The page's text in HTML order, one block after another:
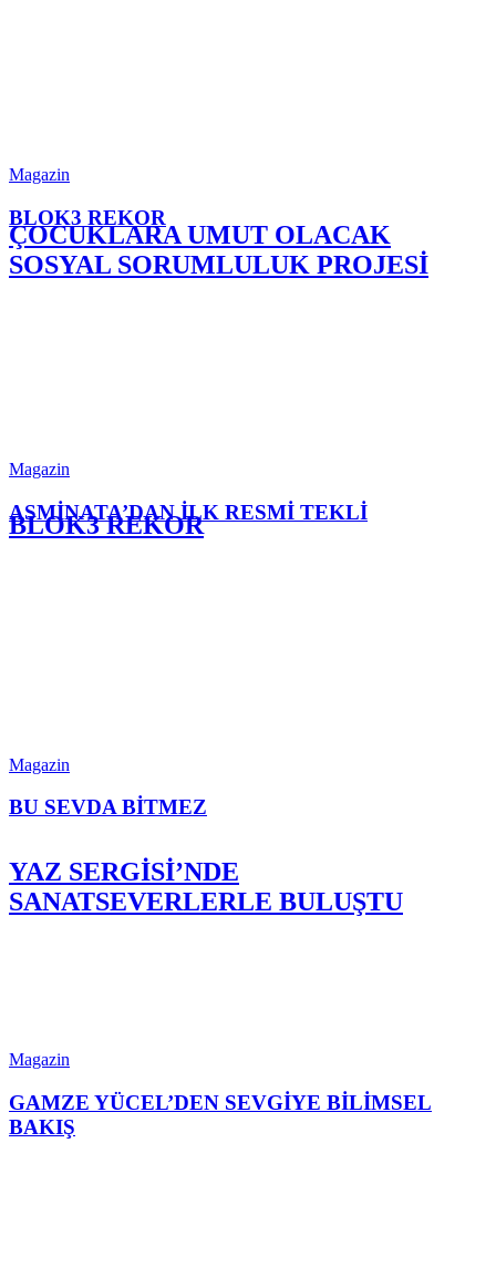
ÇOCUKLARA UMUT OLACAK
SOSYAL SORUMLULUK PROJESİ
BLOK3 REKOR
YAZ SERGİSİ’NDE
SANATSEVERLERLE BULUŞTU
Magazin
BLOK3 REKOR
Magazin
ASMİNATA’DAN İLK RESMİ TEKLİ
Magazin
BU SEVDA BİTMEZ
Magazin
GAMZE YÜCEL’DEN SEVGİYE BİLİMSEL
BAKIŞ